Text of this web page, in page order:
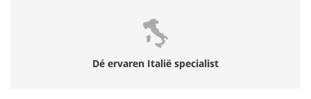
Dé ervaren Italië specialist